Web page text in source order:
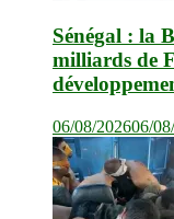
Sénégal : la
milliards de
06/08/202606/